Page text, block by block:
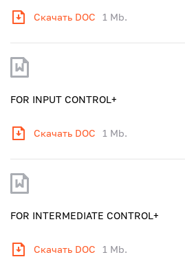
Скачать DOC 1 Mb.
FOR INPUT CONTROL+
Скачать DOC 1 Mb.
FOR INTERMEDIATE CONTROL+
Скачать DOC 1 Mb.